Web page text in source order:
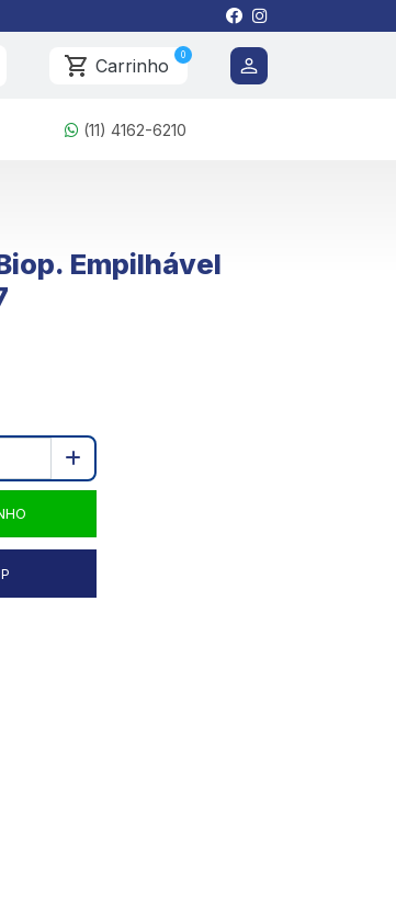
Carrinho 0
(11) 4162-6210
Empilhável